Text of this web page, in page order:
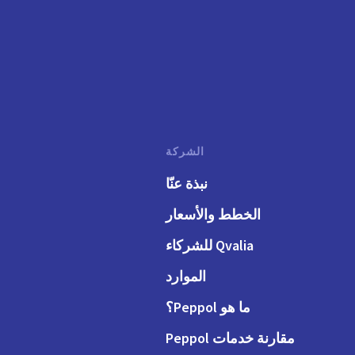
الشركة
نبذة عنّا
الخطط والأسعار
Qvalia للشركاء
الموارد
ما هو Peppol؟
مقارنة خدمات Peppol